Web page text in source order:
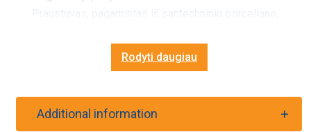
lenkimui iki 500 kg/cm , pasižymi mažesniu
vandens įgeriamumu.
Keraminis dugno vožtuvo dangtelis užsakomas
Rodyti daugiau
Additional information